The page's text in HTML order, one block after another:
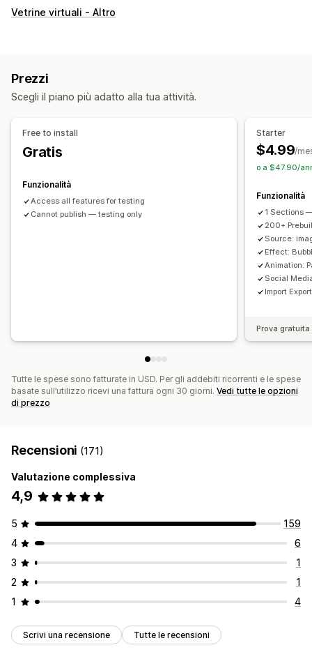
Tipi di galleria
Personalizzazione
Stili personalizzati
CSS personalizzato
Editor drag-and-drop
Ridimensionamento immagine
Didascalie
Adattivo per dispositivi mobili
Condivisione sui social Multilingua
Vetrine virtuali - Altro
Prezzi
Scegli il piano più adatto alla tua attività.
Free to install
Gratis
Funzionalità
Access all features for testing
Cannot publish — testing only
Starter
$4.99/
o a $47.90/
Funzionalità
1 Sections
200+
Source:
Effect:
Animation:
Social
Import Export
Prova
Tutte le spese sono fatturate in USD. Per gli addebiti ricorrenti e le spese
basate sull’utilizzo ricevi una fattura ogni 30 giorni. Vedi tutte le opzioni
di prezzo
Recensioni (171)
Valutazione complessiva
4,9
5
159
4
6
3
1
2
1
1
4
Scrivi una recensione Tutte le recensioni